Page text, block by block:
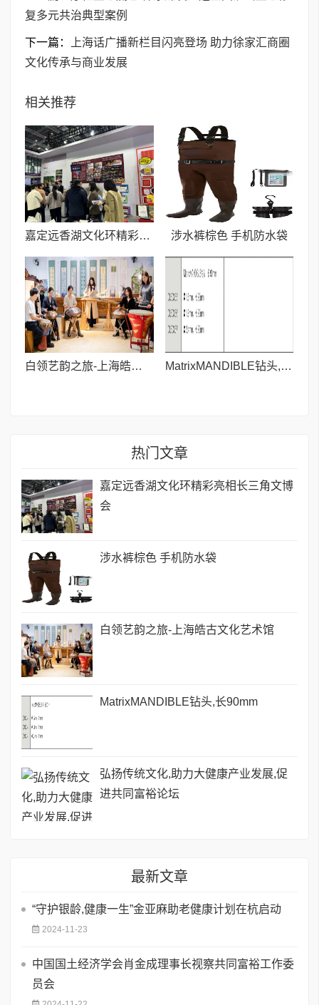
复多元共治典型案例
下一篇：
上海话广播新栏目闪亮登场 助力徐家汇商圈
文化传承与商业发展
相关推荐
嘉定远香湖文化环精彩亮相长三角文博会 涉水裤棕色 手机防水袋
白领艺韵之旅-上海皓古文化艺术馆 MatrixMANDIBLE钻头,长90mm
热门文章
嘉定远香湖文化环精彩亮相长三角文博
会
涉水裤棕色 手机防水袋
白领艺韵之旅-上海皓古文化艺术馆
MatrixMANDIBLE钻头,长90mm
弘扬传统文化,助力大健康产业发展,促
进共同富裕论坛
最新文章
“守护银龄,健康一生”金亚麻助老健康计划在杭启动
2024-11-23
中国国土经济学会肖金成理事长视察共同富裕工作委
员会